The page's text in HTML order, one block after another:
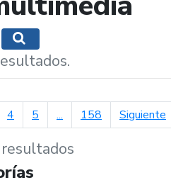
Mostrar opciones de búsqueda
4 5 ... 158 Siguiente